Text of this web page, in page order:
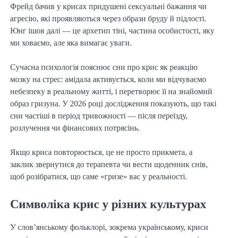
Фрейд бачив у крисах придушені сексуальні бажання чи
агресію, які проявляються через образи бруду й підлості.
Юнг ішов далі — це архетип тіні, частина особистості, яку
ми ховаємо, але яка вимагає уваги.
Сучасна психологія пояснює сни про крис як реакцію
мозку на стрес: амідала активується, коли ми відчуваємо
небезпеку в реальному житті, і перетворює її на знайомий
образ гризуна. У 2026 році дослідження показують, що такі
сни частіші в період тривожності — після переїзду,
розлучення чи фінансових потрясінь.
Якщо криса повторюється, це не просто прикмета, а
заклик звернутися до терапевта чи вести щоденник снів,
щоб розібратися, що саме «гризе» вас у реальності.
Символіка крис у різних культурах
У слов’янському фольклорі, зокрема українському, криси